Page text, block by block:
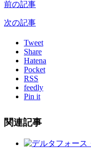
前の記事
次の記事
Tweet
Share
Hatena
Pocket
RSS
feedly
Pin it
関連記事